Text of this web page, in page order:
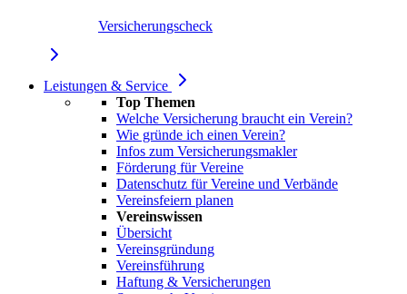
Versicherungscheck
Leistungen & Service
Top Themen
Welche Versicherung braucht ein Verein?
Wie gründe ich einen Verein?
Infos zum Versicherungsmakler
Förderung für Vereine
Datenschutz für Vereine und Verbände
Vereinsfeiern planen
Vereinswissen
Übersicht
Vereinsgründung
Vereinsführung
Haftung & Versicherungen